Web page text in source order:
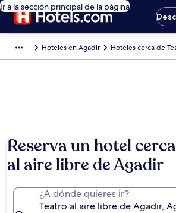
Ir a la sección principal de la página
Hoteles en Agadir Hoteles cerca de
Reserva un hotel
al aire libre de Agadir
¿A dónde quieres ir?
Teatro al aire libre de Agadir,